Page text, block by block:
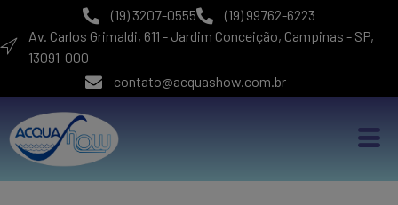
(19) 3207-0555
(19) 99762-6223
Av. Carlos Grimaldi, 611 - Jardim Conceição, Campinas - SP,
13091-000
contato@acquashow.com.br